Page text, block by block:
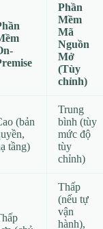
Phần
Mềm
Mã
Nguồn
Mở
(Tùy
chỉnh)
(bản
tầng)
Trung
bình (tùy
mức độ
tùy
chỉnh)
Thấp
(nếu tự
vận
hành),